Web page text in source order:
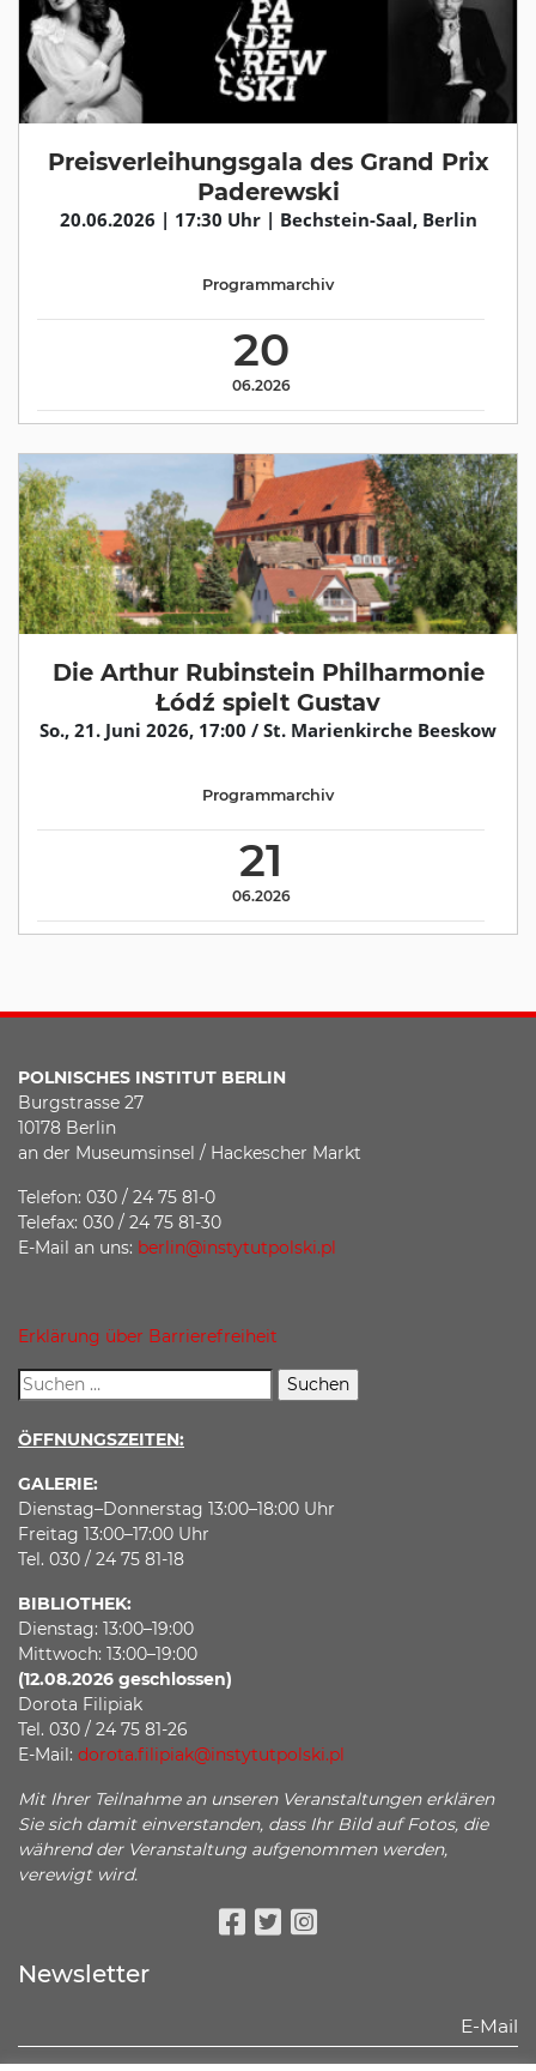
Preisverleihungsgala des Grand Prix
Paderewski
20.06.2026 | 17:30 Uhr | Bechstein-Saal, Berlin
20
06.2026
Programmarchiv
Die Arthur Rubinstein Philharmonie
Łódź spielt Gustav
So., 21. Juni 2026, 17:00 / St. Marienkirche Beeskow
21
06.2026
Programmarchiv
POLNISCHES INSTITUT BERLIN
Burgstrasse 27
10178 Berlin
an der Museumsinsel / Hackescher Markt
Telefon: 030 / 24 75 81-0
Telefax: 030 / 24 75 81-30
E-Mail an uns: berlin@instytutpolski.pl
Erklärung über Barrierefreiheit
ÖFFNUNGSZEITEN:
GALERIE:
Dienstag–Donnerstag 13:00–18:00 Uhr
Freitag 13:00–17:00 Uhr
Tel. 030 / 24 75 81-18
BIBLIOTHEK:
Dienstag: 13:00–19:00
Mittwoch: 13:00–19:00
(12.08.2026 geschlossen)
Dorota Filipiak
Tel. 030 / 24 75 81-26
E-Mail: dorota.filipiak@instytutpolski.pl
Mit Ihrer Teilnahme an unseren Veranstaltungen erklären
Sie sich damit einverstanden, dass Ihr Bild auf Fotos, die
während der Veranstaltung aufgenommen werden,
verewigt wird.
Newsletter